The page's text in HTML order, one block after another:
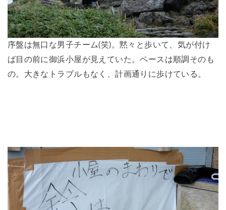
序盤は無口な男子チーム(笑)。黙々と歩いて、気が付け
ば目の前に御浜小屋が見えていた。ペースは順調そのも
の。大きなトラブルもなく、計画通りに歩けている。